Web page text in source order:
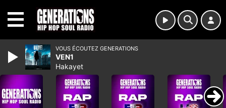
VOUS ÉCOUTEZ GENERATIONS
VEN1
Hakayet